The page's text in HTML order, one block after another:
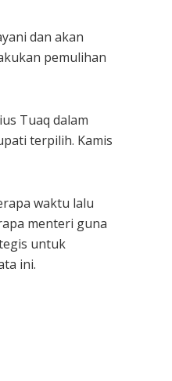
dan akan
pemulihan
Tuaq dalam
terpilih. Kamis
waktu lalu
menteri guna
untuk
ini.